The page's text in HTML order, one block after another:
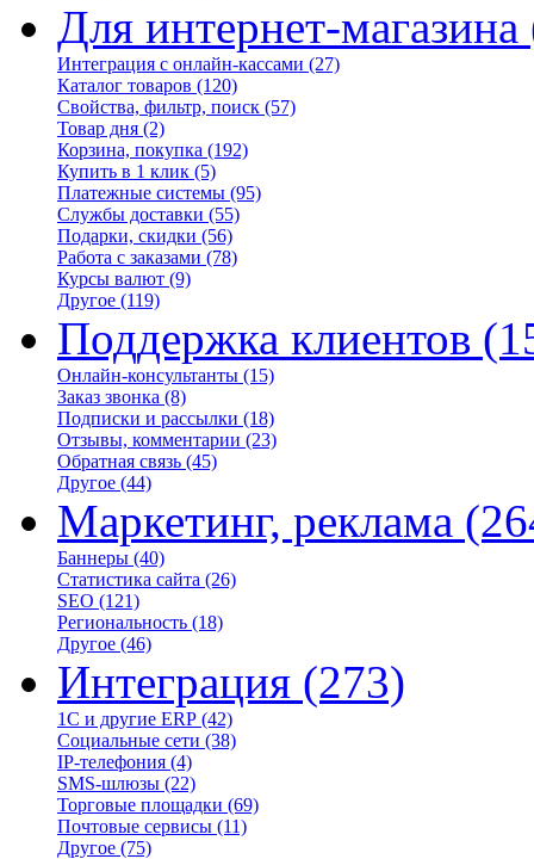
Для интернет-магазина
Интеграция с онлайн-кассами (27)
Каталог товаров (120)
Свойства, фильтр, поиск (57)
Товар дня (2)
Корзина, покупка (192)
Купить в 1 клик (5)
Платежные системы (95)
Службы доставки (55)
Подарки, скидки (56)
Работа с заказами (78)
Курсы валют (9)
Другое (119)
Поддержка клиентов
Онлайн-консультанты (15)
Заказ звонка (8)
Подписки и рассылки (18)
Отзывы, комментарии (23)
Обратная связь (45)
Другое (44)
Маркетинг, реклама
Баннеры (40)
Статистика сайта (26)
SEO (121)
Региональность (18)
Другое (46)
Интеграция (273)
1С и другие ERP (42)
Социальные сети (38)
IP-телефония (4)
SMS-шлюзы (22)
Торговые площадки (69)
Почтовые сервисы (11)
Другое (75)